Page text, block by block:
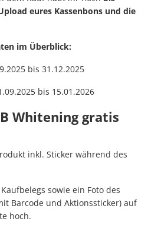
eures Kassenbons und die
im Überblick:
bis 31.12.2025
bis 15.01.2026
Whitening gratis
inkl. Sticker während des
sowie ein Foto des
Barcode und Aktionssticker) auf
hoch.